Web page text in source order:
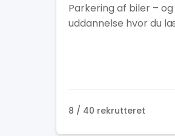
Parkering af biler –
uddannelse hvor du
8 / 40 rekrutteret